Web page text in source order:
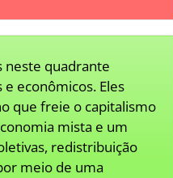
neste quadrante
econômicos. Eles
que freie o capitalismo
mista e um
redistribuição
meio de uma